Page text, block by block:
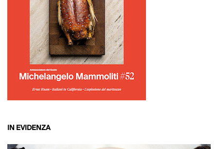
IN EVIDENZA